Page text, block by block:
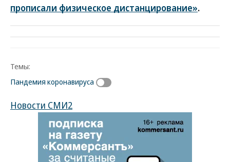
прописали физическое дистанцирование».
Темы:
Пандемия коронавируса
Новости СМИ2